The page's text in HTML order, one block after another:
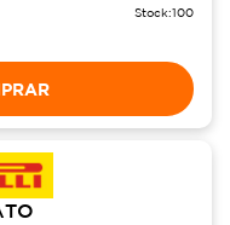
Stock:100